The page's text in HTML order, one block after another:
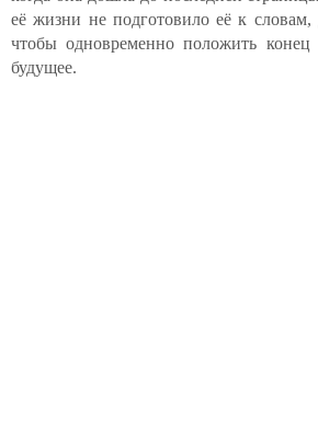
её жизни не подготовило её к словам,
чтобы одновременно положить
будущее.